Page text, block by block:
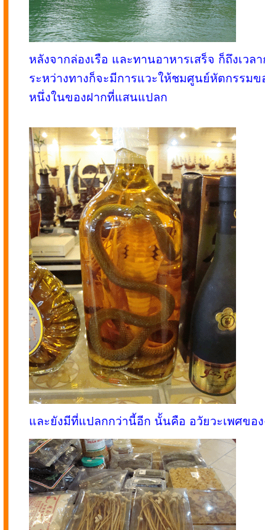
หลังจากล่องเรือ และทานอาหารเสร็จ ก็ถึงเว
ระหว่างทางก็จะมีการแวะให้ชมศูนย์หัตกรรม
หนึ่งในของฝากที่แสนแปลก
และยังมีที่แปลกกว่านี้อีก นั้นคือ อวัยวะเพศของ